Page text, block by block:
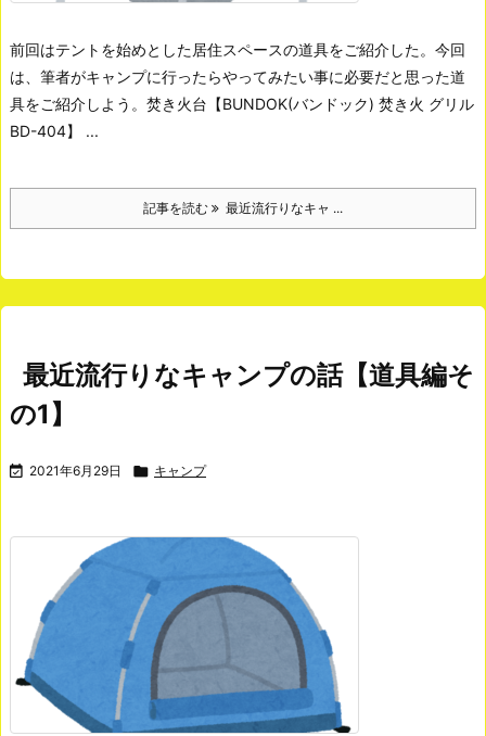
前回はテントを始めとした居住スペースの道具をご紹介した。 今回
は、筆者がキャンプに行ったらやってみたい事に必要だと思った道
具をご紹介しよう。 焚き火台【BUNDOK(バンドック) 焚き火 グリル
BD-404】
...
記事を読む 最近流行りなキャ ...
最近流行りなキャンプの話【道具編そ
の1】
 2021年6月29日  キャンプ